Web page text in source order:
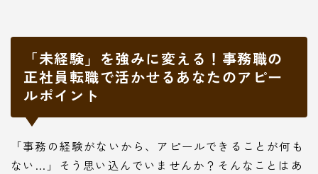
「未経験」を強みに変える！事務職の
正社員転職で活かせるあなたのアピー
ルポイント
「事務の経験がないから、アピールできることが何も
ない…」そう思い込んでいませんか？そんなことはあ